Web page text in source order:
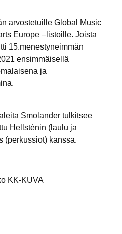
arvostetuille Global Music
Europe –listoille. Joista
15.menestyneimmän
ensimmäisellä
ja
Smolander tulkitsee
Hellsténin (laulu ja
(perkussiot) kanssa.
KK-KUVA